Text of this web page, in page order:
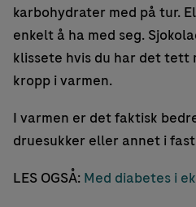
karbohydrater med på tur.
enkelt å ha med seg.
klissete hvis du har det
kropp i varmen.
I varmen er det faktisk
druesukker eller annet i
LES OGSÅ: Med diabetes i